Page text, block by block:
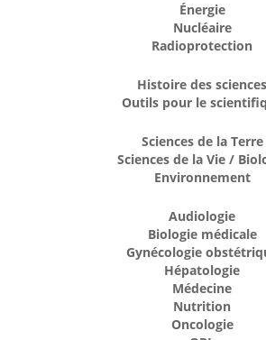
Énergie
Nucléaire
Radioprotection
Histoire des sciences
Outils pour le
Sciences de la Terre
Sciences de la Vie /
Environnement
Audiologie
Biologie médicale
Gynécologie
Hépatologie
Médecine
Nutrition
Oncologie